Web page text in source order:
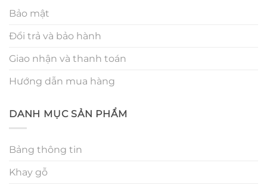
Bảo mật
Đổi trả và bảo hành
Giao nhận và thanh toán
Hướng dẫn mua hàng
DANH MỤC SẢN PHẨM
Bảng thông tin
Khay gỗ